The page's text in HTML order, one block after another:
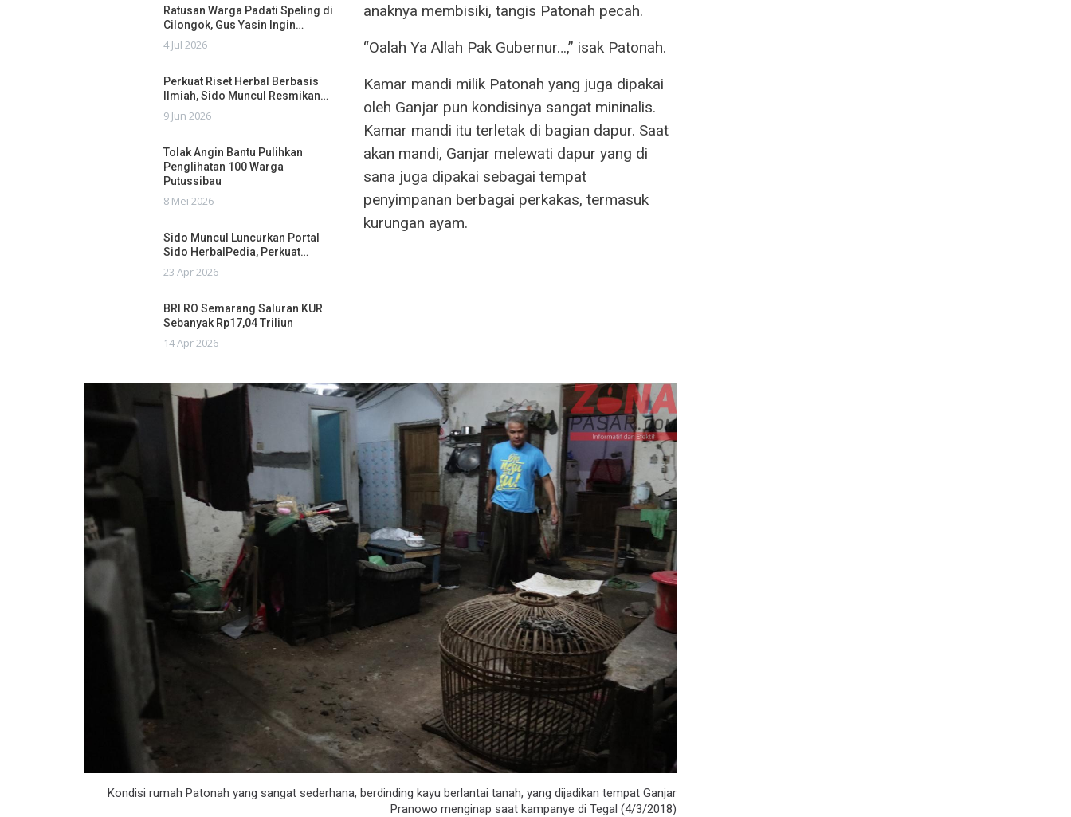
Ratusan Warga Padati Speling di
Cilongok, Gus Yasin Ingin…
4 Jul 2026
Perkuat Riset Herbal Berbasis
Ilmiah, Sido Muncul Resmikan…
9 Jun 2026
Tolak Angin Bantu Pulihkan
Penglihatan 100 Warga
Putussibau
8 Mei 2026
Sido Muncul Luncurkan Portal
Sido HerbalPedia, Perkuat…
23 Apr 2026
BRI RO Semarang Saluran KUR
Sebanyak Rp17,04 Triliun
14 Apr 2026
anaknya membisiki, tangis Patonah pecah.
“Oalah Ya Allah Pak Gubernur…,” isak Patonah.
Kamar mandi milik Patonah yang juga dipakai
oleh Ganjar pun kondisinya sangat mininalis.
Kamar mandi itu terletak di bagian dapur. Saat
akan mandi, Ganjar melewati dapur yang di
sana juga dipakai sebagai tempat
penyimpanan berbagai perkakas, termasuk
kurungan ayam.
Kondisi rumah Patonah yang sangat sederhana, berdinding kayu berlantai tanah, yang dijadikan tempat Ganjar
Pranowo menginap saat kampanye di Tegal (4/3/2018)